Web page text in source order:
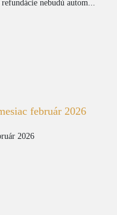
nebudú autom...
február 2026
2026